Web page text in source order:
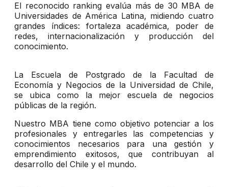
El reconocido ranking evalúa más de 30 MBA de
Universidades de América Latina, midiendo cuatro
grandes índices: fortaleza académica, poder de
redes, internacionalización y producción del
conocimiento.
La Escuela de Postgrado de la Facultad de
Economía y Negocios de la Universidad de Chile,
se ubica como la mejor escuela de negocios
públicas de la región.
Nuestro MBA tiene como objetivo potenciar a los
profesionales y entregarles las competencias y
conocimientos necesarios para una gestión y
emprendimiento exitosos, que contribuyan al
desarrollo del Chile y el mundo.